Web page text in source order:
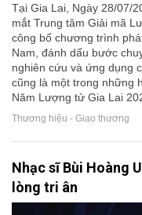
Tại Gia Lai, Ngày 28/07/
mắt Trung tâm Giải mã
công bố chương trình
Nam, đánh dấu bước
nghiên cứu và ứng dụng
cũng là một trong những
Năm Lượng tử Gia Lai
Thương hiệu - Giao thương
Nhạc sĩ Bùi Hoàng
lòng tri ân